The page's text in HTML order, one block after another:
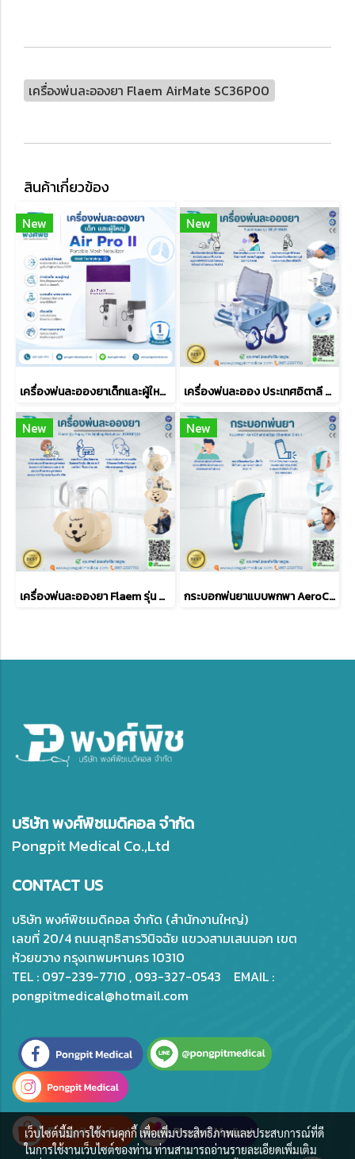
เครื่องพ่นละอองยา Flaem AirMate SC36P00
สินค้าเกี่ยวข้อง
New
เครื่องพ่นละอองยาเด็กและผู้ใหญ่พกพา Air Pro II Portable Mesh Nebulizer
New
เครื่องพ่นละออง ประเทศอิตาลี Flaemnuva รุ่น DELPHINUS (DF30P00)
New
เครื่องพ่นละอองยา Flaem รุ่น Puppy the Smiling Nebulizer (KO00P00)
New
กระบอกพ่นยาแบบพกพา AeroChamber2go Chamber 2-in-1
บริษัท พงศ์พิชเมดิคอล จำกัด
Pongpit Medical Co.,Ltd
CONTACT US
บริษัท พงศ์พิชเมดิคอล จำกัด (สำนักงานใหญ่)
เลขที่ 20/4 ถนนสุทธิสารวินิจฉัย แขวงสามเสนนอก เขต
ห้วยขวาง กรุงเทพมหานคร 10310
TEL : 097-239-7710 , 093-327-0543 EMAIL :
pongpitmedical@hotmail.com
เว็บไซต์นี้มีการใช้งานคุกกี้ เพื่อเพิ่มประสิทธิภาพและประสบการณ์ที่ดี
ในการใช้งานเว็บไซต์ของท่าน ท่านสามารถอ่านรายละเอียดเพิ่มเติม